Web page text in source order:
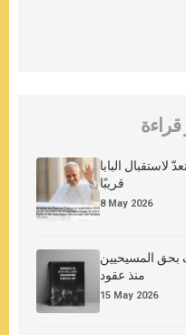
قراءة
لاستقبال البابا
قريبًا
8 May 2026
بحق المسيحيين
منذ عقود
15 May 2026